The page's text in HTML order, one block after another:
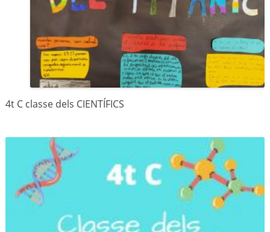
4t C classe dels CIENTÍFICS